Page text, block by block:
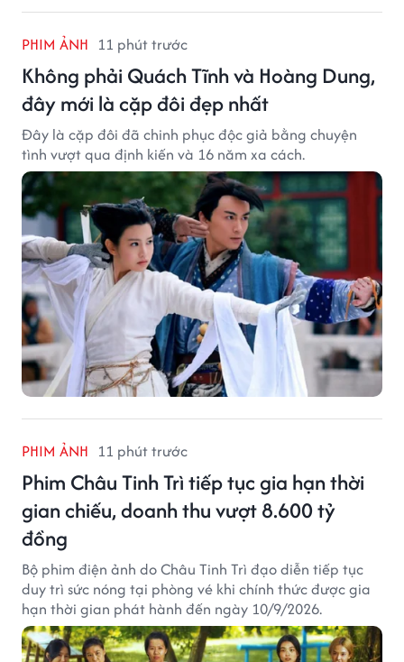
PHIM ẢNH 11 phút trước
Không phải Quách Tĩnh và Hoàng Dung,
đây mới là cặp đôi đẹp nhất
Đây là cặp đôi đã chinh phục độc giả bằng chuyện
tình vượt qua định kiến và 16 năm xa cách.
PHIM ẢNH 11 phút trước
Phim Châu Tinh Trì tiếp tục gia hạn thời
gian chiếu, doanh thu vượt 8.600 tỷ
đồng
Bộ phim điện ảnh do Châu Tinh Trì đạo diễn tiếp tục
duy trì sức nóng tại phòng vé khi chính thức được gia
hạn thời gian phát hành đến ngày 10/9/2026.